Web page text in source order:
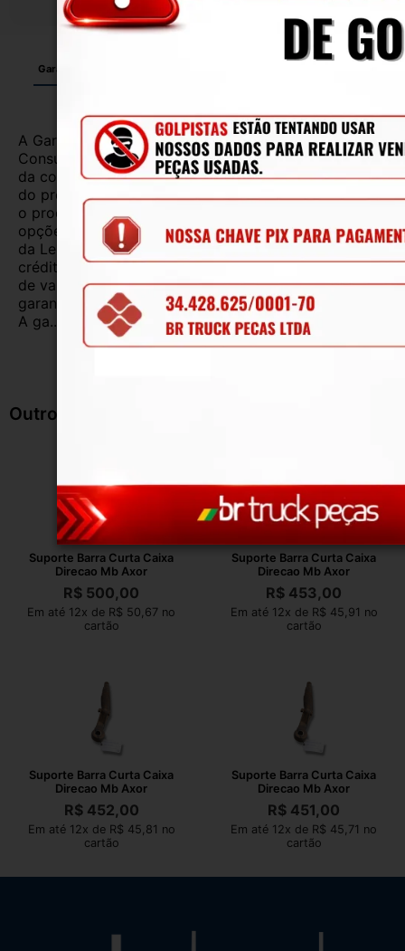
Garantia
A Garantia Legal, prevista no Código de Defesa do
Consumidor, é de 90 (noventa) dias a partir da data
da compra e cobre defeitos de fabricação e vícios
do produto adquirido.Na impossibilidade de reparar
o produto, o cliente poderá escolher dentre as
opções previstas no parágrafo primeiro do artigo 18
da Lei nº 8.078/1990, ou, ainda, a utilização do
crédito como parte do pagamento de outro produto
de valor superior.Alguns produtos contam com
garantias mais longas. Consulte nossos vendedores.
A ga...
Ler mais
Outros Produtos
Suporte Barra Curta Caixa
Direcao Mb Axor
R$ 500,00
Em até 12x de R$ 50,67 no
cartão
Suporte Barra Curta Caixa
Direcao Mb Axor
R$ 453,00
Em até 12x de R$ 45,91 no
cartão
Suporte Barra Curta Caixa
Direcao Mb Axor
R$452,00
Em até 12x de R$ 45,81 no
cartão
Suporte Barra Curta Caixa
Direcao Mb Axor
R$ 451,00
Em até 12x de R$ 45,71 no
cartão